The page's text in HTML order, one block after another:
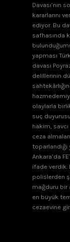
Davası’nın
kararlarını
ediyor. Bu
safhasında
yapması
davası
delillerinin
olaylarla
suç
hakim,
ceza
Ankara’da
ifade verdik.
polislerden
mağduru bir
en büyük
cezaevine